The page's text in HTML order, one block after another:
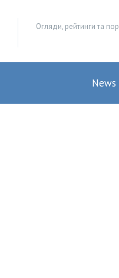
Огляди, рейтинги та
News